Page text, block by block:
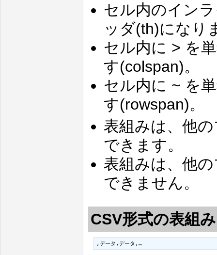
セル内のイン
ッダ(th)になり
セル内に > を
す(colspan)。
セル内に ~ を
す(rowspan)。
表組みは、他
できます。
表組みは、他
できません。
CSV形式の表組
,データ,データ,…